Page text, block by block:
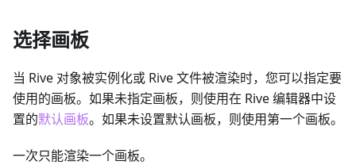
选择画板
当 Rive 对象被实例化或 Rive 文件被渲染时，您可以指定要
使用的画板。如果未指定画板，则使用在 Rive 编辑器中设
置的默认画板。如果未设置默认画板，则使用第一个画板。
一次只能渲染一个画板。